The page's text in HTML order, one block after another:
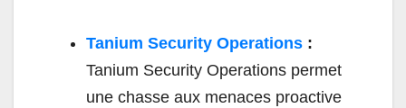
Tanium Security Operations :
Tanium Security Operations permet
une chasse aux menaces proactive